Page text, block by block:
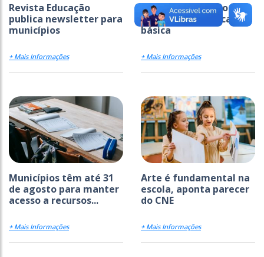
Revista Educação
publica newsletter para
municípios
+ Mais Informações
Ideb avança em todas
as etapas da educação
básica
+ Mais Informações
Municípios têm até 31
de agosto para manter
acesso a recursos...
+ Mais Informações
Arte é fundamental na
escola, aponta parecer
do CNE
+ Mais Informações